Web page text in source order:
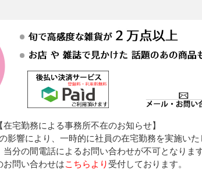
【在宅勤務による事務所不在のお知らせ】
影響により、一時的に社員の在宅勤務を実施いた
分の間電話によるお問い合わせが不可となります
お問い合わせはこちらより 受付しております。